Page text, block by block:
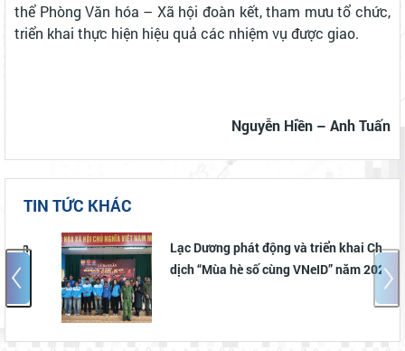
thể Phòng Văn hóa – Xã hội đoàn kết, tham mưu tổ chức,
triển khai thực hiện hiệu quả các nhiệm vụ được giao.
Nguyễn Hiền – Anh Tuấn
TIN TỨC KHÁC
Lạc Dương phát động và triển khai Chiến
dịch “Mùa hè số cùng VNeID” năm 2026